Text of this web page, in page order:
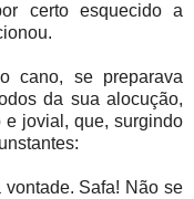
certo esquecido a
cano, se preparava
da sua alocução,
jovial, que, surgindo
Safa! Não se